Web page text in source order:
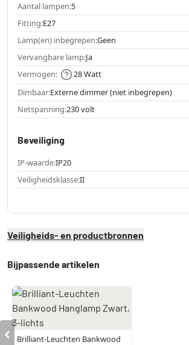
Aantal lampen:5
Fitting:E27
Lamp(en) inbegrepen:Geen
Vervangbare lamp:Ja
Vermogen:
28 Watt
Dimbaar:Externe dimmer (niet inbegrepen)
Netspanning:230 volt
Beveiliging
IP-waarde:IP20
Veiligheidsklasse:II
Veiligheids- en productbronnen
Bijpassende artikelen
Brilliant-Leuchten Bankwood